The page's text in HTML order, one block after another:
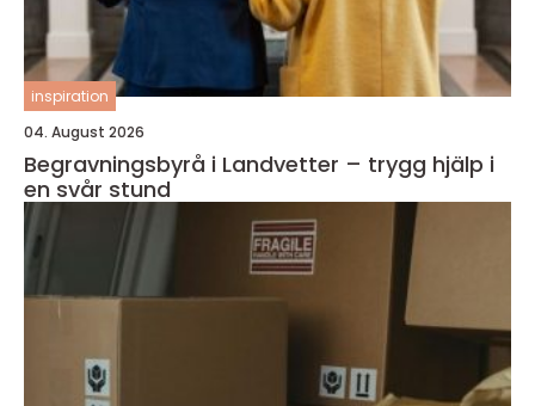
inspiration
04. August 2026
Begravningsbyrå i Landvetter – trygg hjälp i
en svår stund